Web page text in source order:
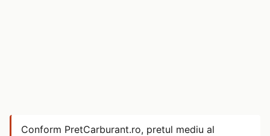
Conform PretCarburant.ro, pretul mediu al